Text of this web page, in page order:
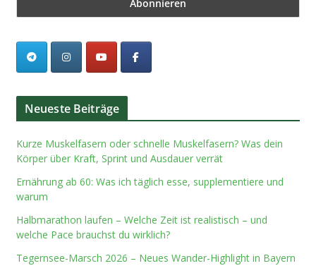
Neueste Beiträge
Kurze Muskelfasern oder schnelle Muskelfasern? Was dein
Körper über Kraft, Sprint und Ausdauer verrät
Ernährung ab 60: Was ich täglich esse, supplementiere und
warum
Halbmarathon laufen – Welche Zeit ist realistisch – und
welche Pace brauchst du wirklich?
Tegernsee-Marsch 2026 – Neues Wander-Highlight in Bayern